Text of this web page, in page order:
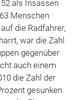
als Insassen
Menschen
die Radfahrer,
war die Zahl
gegenüber
auch einem
die Zahl der
gesunken